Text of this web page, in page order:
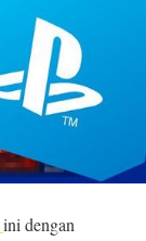
ini dengan